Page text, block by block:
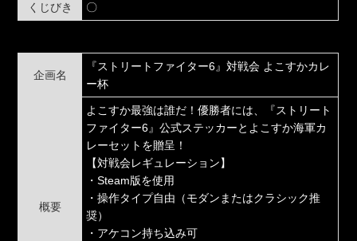
くじびき 〇
企画名
『ストリートファイター6』対戦会 よこすかカレ
ー杯
概要
よこすか最強は誰だ！優勝者には、『ストリート
ファイター6』公式ステッカーとよこすか海軍カ
レーセットを贈呈！
【対戦会レギュレーション】
・Steam版を使用
・操作タイプ自由（モダンまたはクラシック推
奨）
・アケコン持ち込み可